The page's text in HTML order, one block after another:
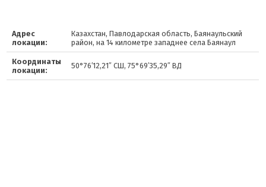
Адрес
локации:
Казахстан, Павлодарская область, Баянаульский
район, на 14 километре западнее села Баянаул
Координаты
локации:
50°76′12,21″ СШ, 75°69′35,29″ ВД